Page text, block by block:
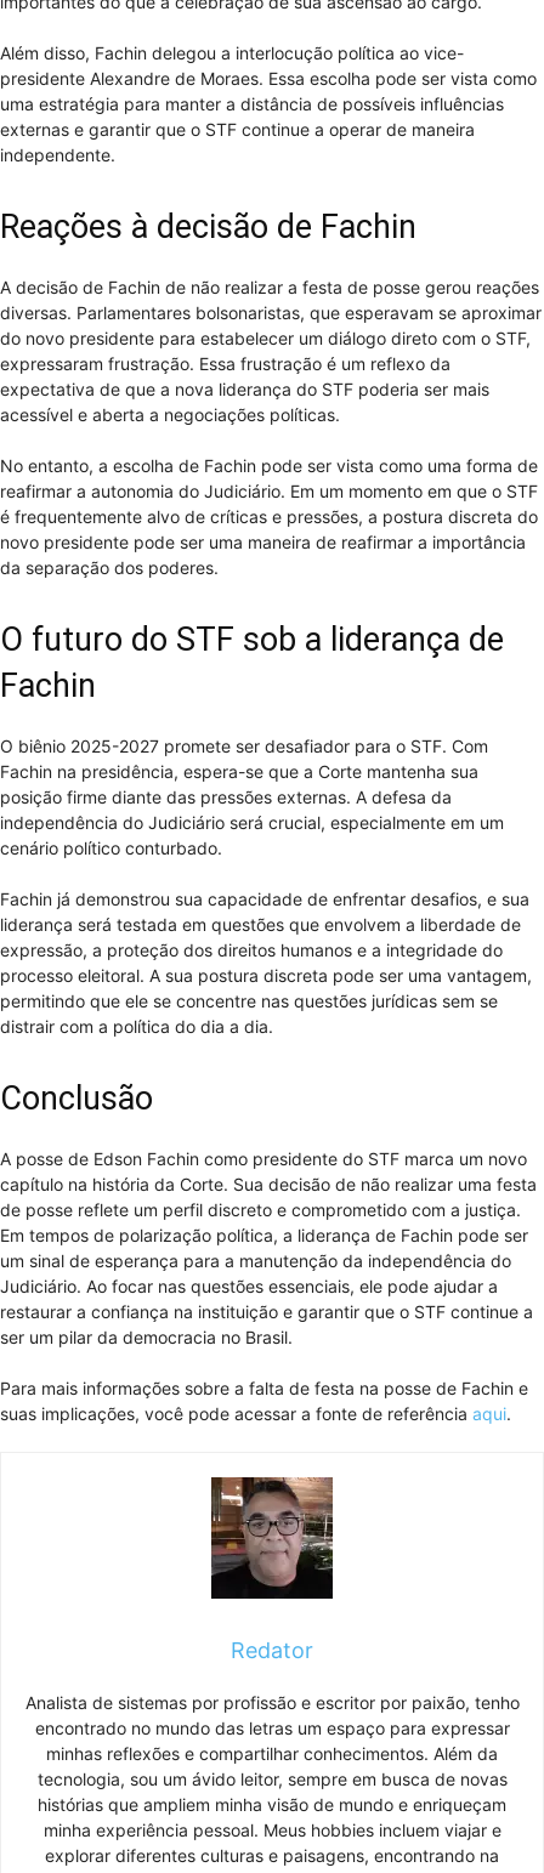
Além disso, Fachin delegou a interlocução política ao vice-
presidente Alexandre de Moraes. Essa escolha pode ser vista como
uma estratégia para manter a distância de possíveis influências
externas e garantir que o STF continue a operar de maneira
independente.
Reações à decisão de Fachin
A decisão de Fachin de não realizar a festa de posse gerou reações
diversas. Parlamentares bolsonaristas, que esperavam se aproximar
do novo presidente para estabelecer um diálogo direto com o STF,
expressaram frustração. Essa frustração é um reflexo da
expectativa de que a nova liderança do STF poderia ser mais
acessível e aberta a negociações políticas.
No entanto, a escolha de Fachin pode ser vista como uma forma de
reafirmar a autonomia do Judiciário. Em um momento em que o STF
é frequentemente alvo de críticas e pressões, a postura discreta do
novo presidente pode ser uma maneira de reafirmar a importância
da separação dos poderes.
O futuro do STF sob a liderança de
Fachin
O biênio 2025-2027 promete ser desafiador para o STF. Com
Fachin na presidência, espera-se que a Corte mantenha sua
posição firme diante das pressões externas. A defesa da
independência do Judiciário será crucial, especialmente em um
cenário político conturbado.
Fachin já demonstrou sua capacidade de enfrentar desafios, e sua
liderança será testada em questões que envolvem a liberdade de
expressão, a proteção dos direitos humanos e a integridade do
processo eleitoral. A sua postura discreta pode ser uma vantagem,
permitindo que ele se concentre nas questões jurídicas sem se
distrair com a política do dia a dia.
Conclusão
A posse de Edson Fachin como presidente do STF marca um novo
capítulo na história da Corte. Sua decisão de não realizar uma festa
de posse reflete um perfil discreto e comprometido com a justiça.
Em tempos de polarização política, a liderança de Fachin pode ser
um sinal de esperança para a manutenção da independência do
Judiciário. Ao focar nas questões essenciais, ele pode ajudar a
restaurar a confiança na instituição e garantir que o STF continue a
ser um pilar da democracia no Brasil.
Para mais informações sobre a falta de festa na posse de Fachin e
suas implicações, você pode acessar a fonte de referência aqui.
Redator
Analista de sistemas por profissão e escritor por paixão, tenho
encontrado no mundo das letras um espaço para expressar
minhas reflexões e compartilhar conhecimentos. Além da
tecnologia, sou um ávido leitor, sempre em busca de novas
histórias que ampliem minha visão de mundo e enriqueçam
minha experiência pessoal. Meus hobbies incluem viajar e
explorar diferentes culturas e paisagens, encontrando na